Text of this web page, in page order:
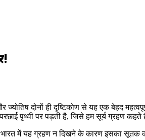
दोनों ही दृष्टिकोण से यह एक बेहद
पृथ्वी पर पड़ती है, जिसे हम सूर्य ग्रहण कहते
में यह ग्रहण न दिखने के कारण इसका सूतक